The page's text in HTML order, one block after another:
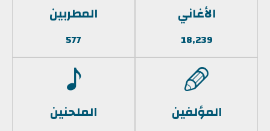
الأغاني
18,239
المطربين
577
المؤلفين الملحنين